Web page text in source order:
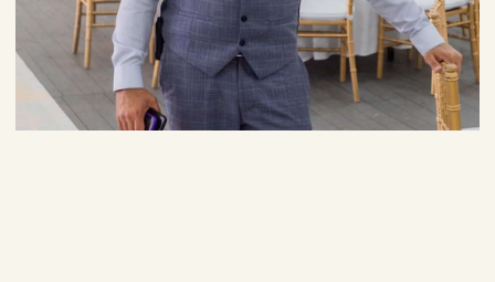
+7 (499) 408-7918
+7 (499) 342-8418
+7 (926) 803-8667
info@zastavarest.ru
-Банкетный менеджер